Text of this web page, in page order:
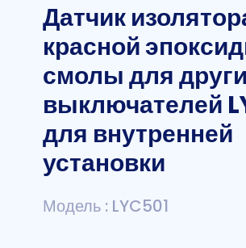
Датчик
красной
смолы для
выключателей
для внутренней
установки
Модель : LYC501